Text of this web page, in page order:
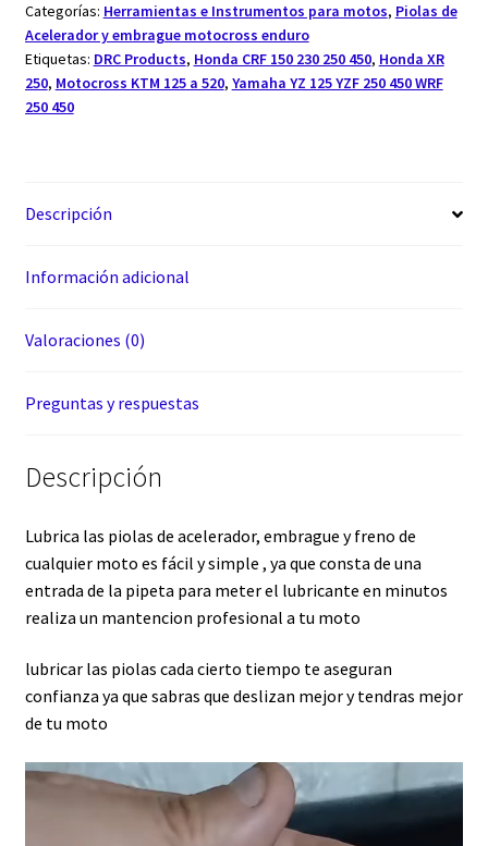
Categorías: Herramientas e Instrumentos para motos, Piolas de
Acelerador y embrague motocross enduro
Etiquetas: DRC Products, Honda CRF 150 230 250 450, Honda XR
250, Motocross KTM 125 a 520, Yamaha YZ 125 YZF 250 450 WRF
250 450
Descripción
Información adicional
Valoraciones (0)
Preguntas y respuestas
Descripción
Lubrica las piolas de acelerador, embrague y freno de
cualquier moto es fácil y simple , ya que consta de una
entrada de la pipeta para meter el lubricante en minutos
realiza un mantencion profesional a tu moto
lubricar las piolas cada cierto tiempo te aseguran
confianza ya que sabras que deslizan mejor y tendras mejor
de tu moto
Reproductor